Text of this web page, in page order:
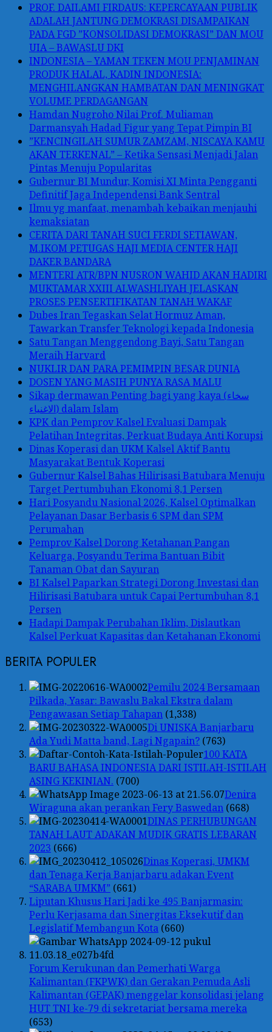
PROF. DAILAMI FIRDAUS: KEPERCAYAAN PUBLIK
ADALAH JANTUNG DEMOKRASI DISAMPAIKAN
PADA FGD ”KONSOLIDASI DEMOKRASI” DAN MOU
UIA – BAWASLU DKI
INDONESIA – YAMAN TEKEN MOU PENJAMINAN
PRODUK HALAL, KADIN INDONESIA:
MENGHILANGKAN HAMBATAN DAN MENINGKAT
VOLUME PERDAGANGAN
Hamdan Nugroho Nilai Prof. Muliaman
Darmansyah Hadad Figur yang Tepat Pimpin BI
”KENCINGILAH SUMUR ZAMZAM, NISCAYA KAMU
AKAN TERKENAL” – Ketika Sensasi Menjadi Jalan
Pintas Menuju Popularitas
Gubernur BI Mundur, Komisi XI Minta Pengganti
Definitif Jaga Independensi Bank Sentral
Ilmu yg manfaat, menambah kebaikan menjauhi
kemaksiatan
CERITA DARI TANAH SUCI FERDI SETIAWAN,
M.IKOM PETUGAS HAJI MEDIA CENTER HAJI
DAKER BANDARA
MENTERI ATR/BPN NUSRON WAHID AKAN HADIRI
MUKTAMAR XXIII ALWASHLIYAH JELASKAN
PROSES PENSERTIFIKATAN TANAH WAKAF
Dubes Iran Tegaskan Selat Hormuz Aman,
Tawarkan Transfer Teknologi kepada Indonesia
Satu Tangan Menggendong Bayi, Satu Tangan
Meraih Harvard
NUKLIR DAN PARA PEMIMPIN BESAR DUNIA
DOSEN YANG MASIH PUNYA RASA MALU
Sikap dermawan Penting bagi yang kaya (سخاء
الاغنياء) dalam Islam
KPK dan Pemprov Kalsel Evaluasi Dampak
Pelatihan Integritas, Perkuat Budaya Anti Korupsi
Dinas Koperasi dan UKM Kalsel Aktif Bantu
Masyarakat Bentuk Koperasi
Gubernur Kalsel Bahas Hilirisasi Batubara Menuju
Target Pertumbuhan Ekonomi 8,1 Persen
Hari Posyandu Nasional 2026, Kalsel Optimalkan
Pelayanan Dasar Berbasis 6 SPM dan SPM
Perumahan
Pemprov Kalsel Dorong Ketahanan Pangan
Keluarga, Posyandu Terima Bantuan Bibit
Tanaman Obat dan Sayuran
BI Kalsel Paparkan Strategi Dorong Investasi dan
Hilirisasi Batubara untuk Capai Pertumbuhan 8,1
Persen
Hadapi Dampak Perubahan Iklim, Dislautkan
Kalsel Perkuat Kapasitas dan Ketahanan Ekonomi
BERITA POPULER
Pemilu 2024 Bersamaan
Pilkada, Yasar: Bawaslu Bakal Ekstra dalam
Pengawasan Setiap Tahapan (1,338)
Di UNISKA Banjarbaru
Ada Yudi Matta band, Lagi Ngapain? (763)
100 KATA
BARU BAHASA INDONESIA DARI ISTILAH-ISTILAH
ASING KEKINIAN. (700)
Denira
Wiraguna akan perankan Fery Baswedan (668)
DINAS PERHUBUNGAN
TANAH LAUT ADAKAN MUDIK GRATIS LEBARAN
2023 (666)
Dinas Koperasi, UMKM
dan Tenaga Kerja Banjarbaru adakan Event
“SARABA UMKM” (661)
Liputan Khusus Hari Jadi ke 495 Banjarmasin:
Perlu Kerjasama dan Sinergitas Eksekutif dan
Legislatif Membangun Kota (660)
Forum Kerukunan dan Pemerhati Warga
Kalimantan (FKPWK) dan Gerakan Pemuda Asli
Kalimantan (GEPAK) menggelar konsolidasi jelang
HUT TNI ke-79 di sekretariat bersama mereka
(653)